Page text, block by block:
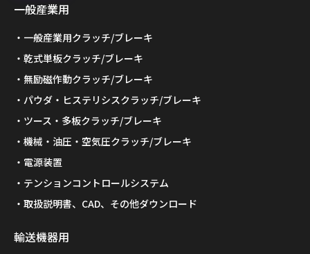
一般産業用
一般産業用クラッチ/ブレーキ
乾式単板クラッチ/ブレーキ
無励磁作動クラッチ/ブレーキ
パウダ・ヒステリシスクラッチ/ブレーキ
ツース・多板クラッチ/ブレーキ
機械・油圧・空気圧クラッチ/ブレーキ
電源装置
テンションコントロールシステム
取扱説明書、CAD、その他ダウンロード
輸送機器用